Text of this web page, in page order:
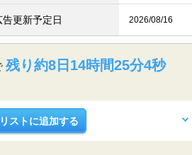
告更新予定日 2026/08/16
残り約8日14時間25分3秒
ストに追加する